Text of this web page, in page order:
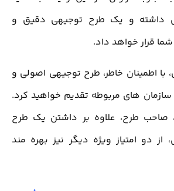
داشته و یک طرح توجیهی دقیق و
قرار خواهد داد.
اطمینان خاطر، طرح توجیهی اصولی و
سازمان های مربوطه تقدیم خواهید کرد.
طرح، علاوه بر داشتن یک طرح
از دو امتیاز ویژه دیگر نیز بهره مند